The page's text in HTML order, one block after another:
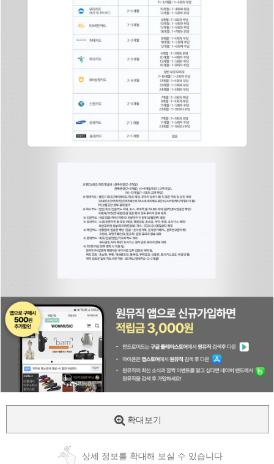
확대보기
상세 정보를 확대해 보실 수 있습니다